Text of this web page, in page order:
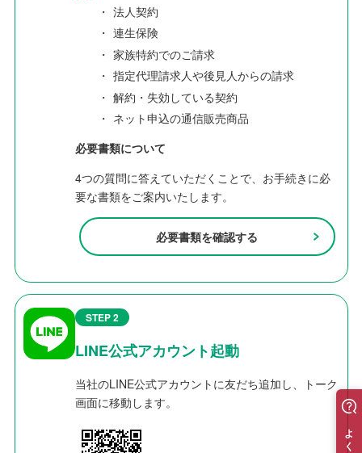
・ 法人契約
・ 連生保険
・ 家族特約でのご請求
・ 指定代理請求人や後見人からの請求
・ 解約・失効している契約
・ ネット申込の通信販売商品
必要書類について
4つの質問に答えていただくことで、お手続きに必
要な書類をご案内いたします。
必要書類を確認する
STEP 2
LINE公式アカウント起動
当社のLINE公式アカウントに友だち追加し、トーク
画面に移動します。